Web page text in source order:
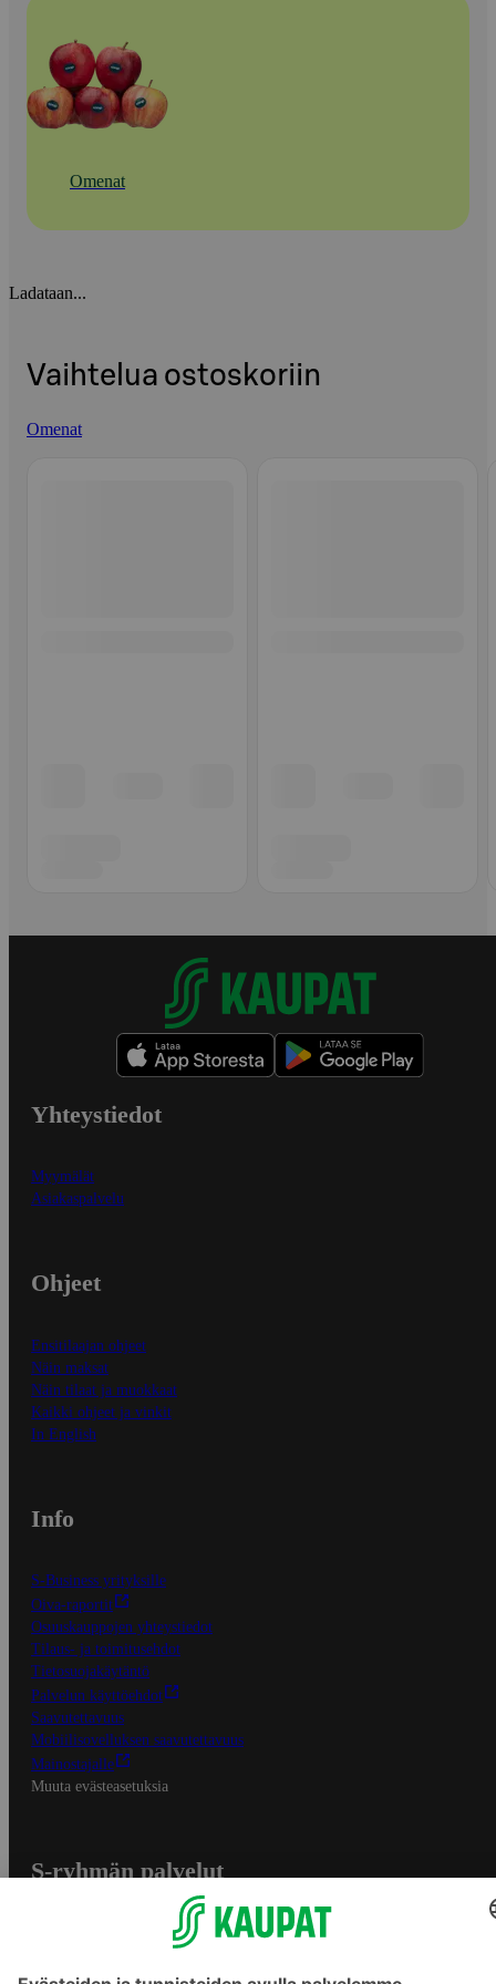
Omenat
Ladataan...
Vaihtelua ostoskoriin
Omenat
Yhteystiedot
Myymälät
Asiakaspalvelu
Ohjeet
Ensitilaajan ohjeet
Näin maksat
Näin tilaat ja muokkaat
Kaikki ohjeet ja vinkit
In English
Info
S-Business yrityksille
Oiva-raportit
Osuuskauppojen yhteystiedot
Tilaus- ja toimitusehdot
Tietosuojakäytäntö
Palvelun käyttöehdot
Saavutettavuus
Mobiilisovelluksen saavutettavuus
Mainostajalle
Muuta evästeasetuksia
S-ryhmän palvelut